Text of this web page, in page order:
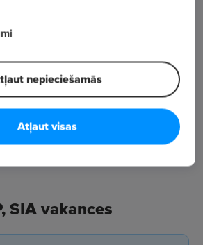
SIA vakances
nepieciešamās
Atļaut visas